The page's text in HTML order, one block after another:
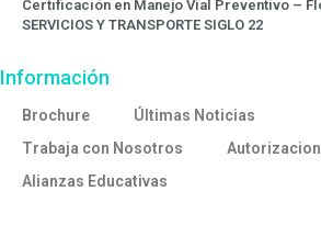
Certificación en Manejo Vial Preventivo –
SERVICIOS Y TRANSPORTE SIGLO 22
Información
Brochure
Últimas Noticias
Trabaja con Nosotros
Alianzas Educativas